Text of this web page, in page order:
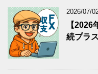
2026/07/
【
続プラ